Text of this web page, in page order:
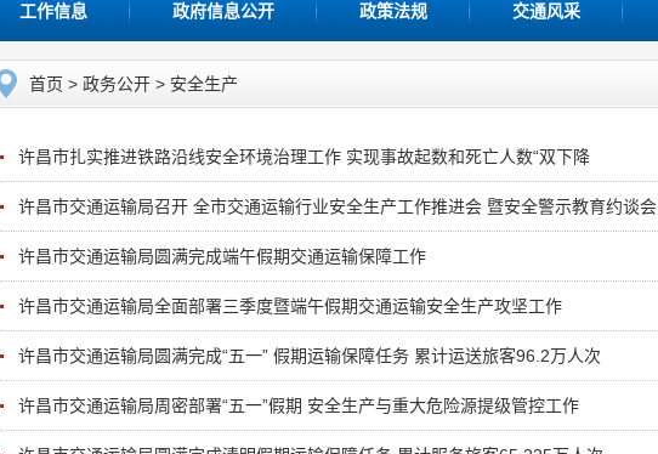
工作信息 政府信息公开 政策法规 交通风采
首页 > 政务公开 > 安全生产
许昌市扎实推进铁路沿线安全环境治理工作 实现事故起数和死亡人数“双下降
许昌市交通运输局召开 全市交通运输行业安全生产工作推进会 暨安全警示教育约谈会
许昌市交通运输局圆满完成端午假期交通运输保障工作
许昌市交通运输局全面部署三季度暨端午假期交通运输安全生产攻坚工作
许昌市交通运输局圆满完成“五一” 假期运输保障任务 累计运送旅客96.2万人次
许昌市交通运输局周密部署“五一”假期 安全生产与重大危险源提级管控工作